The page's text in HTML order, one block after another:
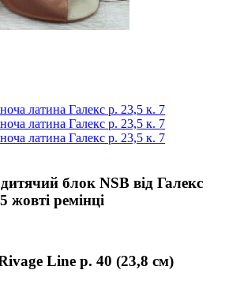
блок NSB від Галекс
жовті ремінці
Line р. 40 (23,8 см)